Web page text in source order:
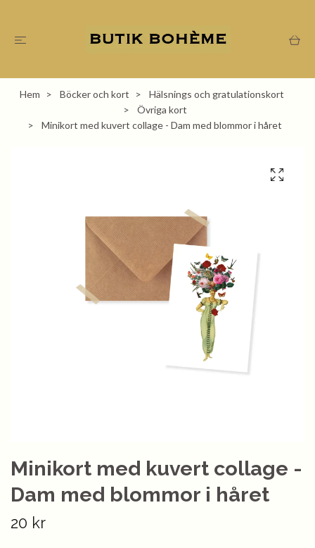
Hem Böcker och kort
Hälsnings och gratulationskort
Övriga kort
Minikort med kuvert collage - Dam med blommor i håret
Minikort med kuvert collage -
Dam med blommor i håret
20 kr